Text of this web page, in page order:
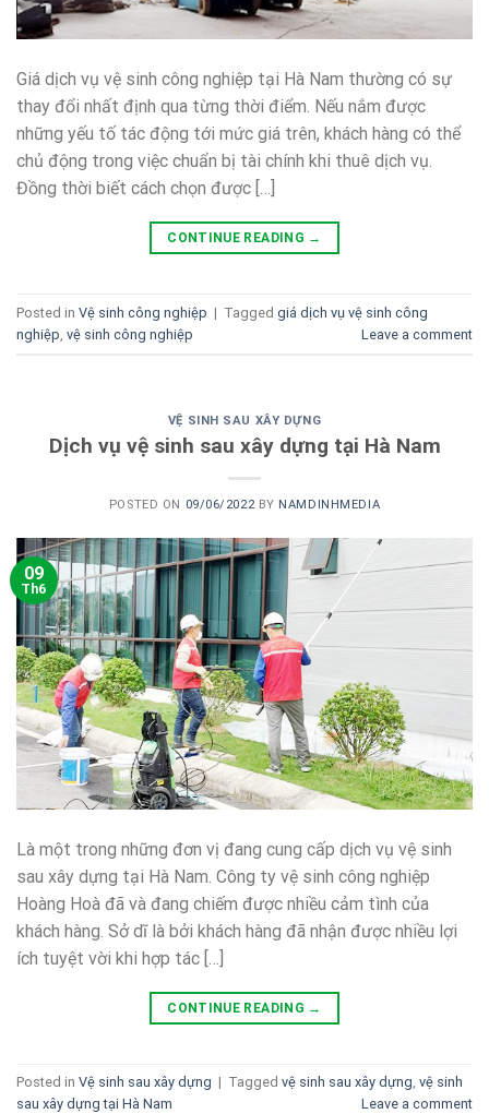
Giá dịch vụ vệ sinh công nghiệp tại Hà Nam thường có sự
thay đổi nhất định qua từng thời điểm. Nếu nắm được
những yếu tố tác động tới mức giá trên, khách hàng có thể
chủ động trong việc chuẩn bị tài chính khi thuê dịch vụ.
Đồng thời biết cách chọn được […]
CONTINUE READING →
Posted in Vệ sinh công nghiệp | Tagged giá dịch vụ vệ sinh công
nghiệp vệ sinh công nghiệp Leave a comment
VỆ SINH SAU XÂY DỰNG
Dịch vụ vệ sinh sau xây dựng tại Hà Nam
POSTED ON 09/06/2022 BY NAMDINHMEDIA
09
Th6
Là một trong những đơn vị đang cung cấp dịch vụ vệ sinh
sau xây dựng tại Hà Nam. Công ty vệ sinh công nghiệp
Hoàng Hoà đã và đang chiếm được nhiều cảm tình của
khách hàng. Sở dĩ là bởi khách hàng đã nhận được nhiều lợi
ích tuyệt vời khi hợp tác […]
CONTINUE READING →
Posted in Vệ sinh sau xây dựng | Tagged vệ sinh sau xây dựng, vệ sinh
sau xây dựng tại Hà Nam
Leave a comment